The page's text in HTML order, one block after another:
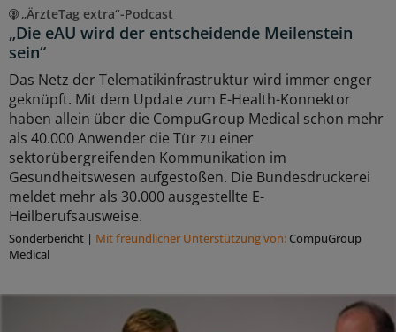
„ÄrzteTag extra“-Podcast
„Die eAU wird der entscheidende Meilenstein
sein“
Das Netz der Telematikinfrastruktur wird immer enger
geknüpft. Mit dem Update zum E-Health-Konnektor
haben allein über die CompuGroup Medical schon mehr
als 40.000 Anwender die Tür zu einer
sektorübergreifenden Kommunikation im
Gesundheitswesen aufgestoßen. Die Bundesdruckerei
meldet mehr als 30.000 ausgestellte E-
Heilberufsausweise.
Sonderbericht | Mit freundlicher Unterstützung von: CompuGroup
Medical